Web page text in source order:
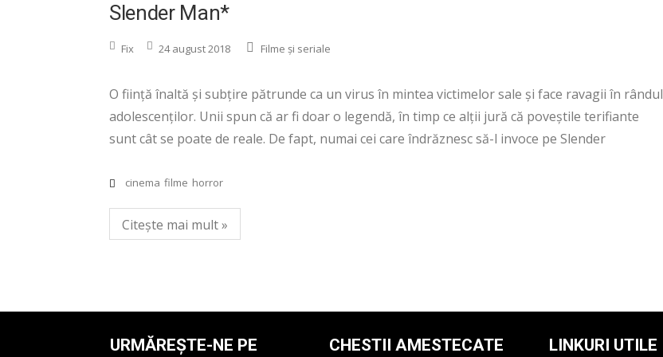
Slender Man*
Fix 24 august 2018 Filme și seriale
O ființă înaltă și subțire pătrunde ca un virus în mintea victimelor sale și face ravagii în rândul
adolescenților. Unii spun că ar fi doar o legendă, în timp ce alții jură că poveștile terifiante
sunt cât se poate de reale. De fapt, numai cei care îndrăznesc să-l invoce pe Slender
cinema filme horror
Citește mai mult »
URMĂREȘTE-NE PE
CHESTII AMESTECATE LINKURI UTILE